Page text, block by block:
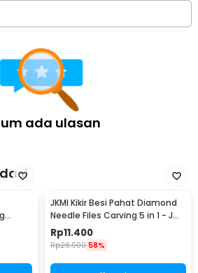
ada ulasan
JKMI Kikir Besi Pahat Diamond
Needle Files Carving 5 in 1 - JM-
FL1-1
Rp11.400
Rp26.900 58%